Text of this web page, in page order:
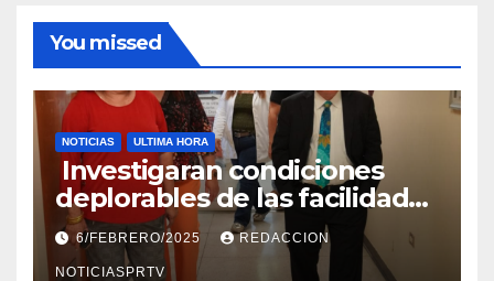
You missed
NOTICIAS ULTIMA HORA
Investigaran condiciones
deplorables de las facilidades
el Departamento de la Salud
en Mayagüez
6/FEBRERO/2025 REDACCION
NOTICIASPRTV